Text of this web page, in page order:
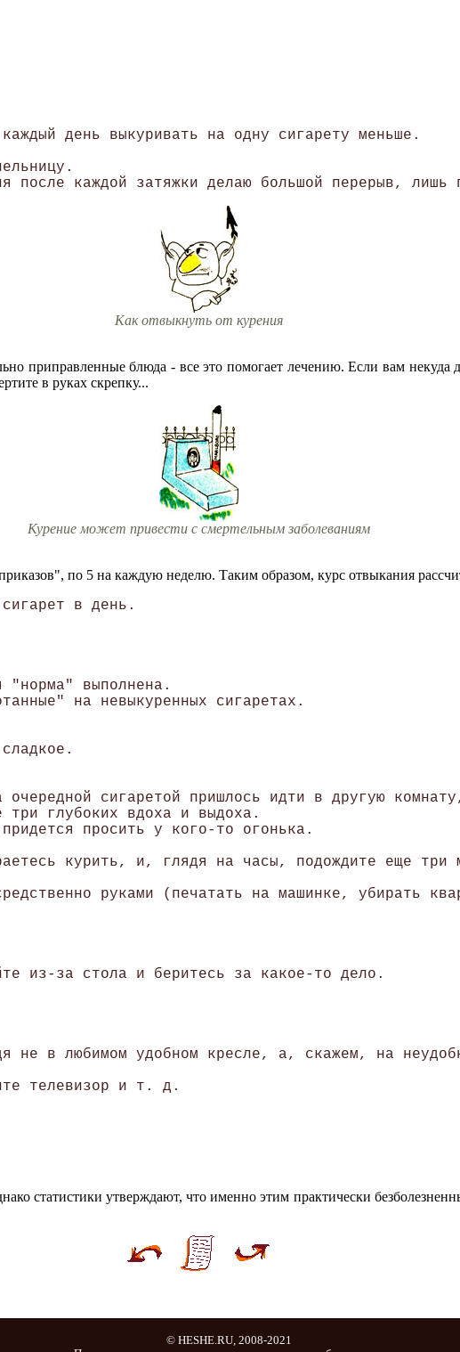
день выкуривать на одну сигарету меньше.
Как отвыкнуть от курения
приправленные блюда - все это помогает лечению. Если вам некуда
в руках скрепку...
Курение может привести с смертельным заболеваниям
по 5 на каждую неделю. Таким образом, курс отвыкания
сигарет в день.
"норма" выполнена.
на невыкуренных сигаретах.
сигаретой пришлось идти в другую
три глубоких вдоха и выдоха.
просить у кого-то огонька.
курить, и, глядя на часы, подождите еще
руками (печатать на машинке, убирать
из-за стола и беритесь за какое-то дело.
не в любимом удобном кресле, а, скажем, на
телевизор и т. д.
статистики утверждают, что именно этим практически
© HESHE.RU, 2008-2021